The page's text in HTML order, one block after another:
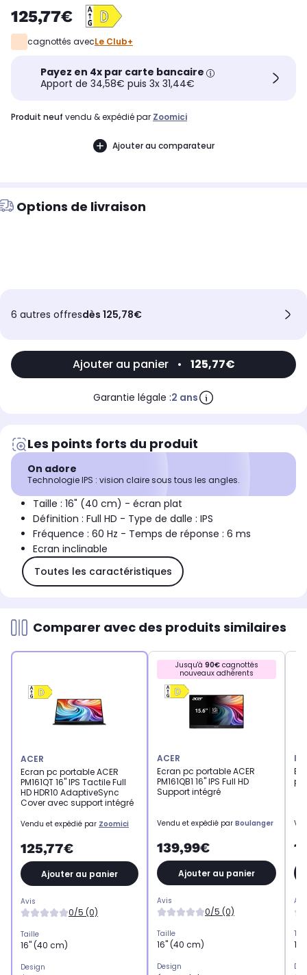
125,77€
cagnottés avecLe Club+
Payez en 4x par carte bancaire
Apport de 34,58€ puis 3x 31,44€
produit neuf vendu & expédié par Zoomici
Ajouter au comparateur
Options de livraison
6 autres offresdès 125,78€
Ajouter au panier • 125,77€
Garantie légale :2 ans
Les points forts du produit
On adore
Technologie IPS : vision claire sous tous les angles.
Taille : 16" (40 cm) - écran plat
Définition : Full HD - Type de dalle : IPS
Fréquence : 60 Hz - Temps de réponse : 6 ms
Ecran inclinable
Toutes les caractéristiques
Comparer avec des produits similaires
ACER
Ecran pc portable ACER
PM161QT 16" IPS Tactile Full
HD HDR10 AdaptiveSync
Cover avec support intégré
Vendu et expédié par Zoomici
125,77€
Ajouter au panier
Avis
0/5 (0)
Taille
16" (40 cm)
Design
Jusqu'à 90€cagnottés
nouveaux adhérents
ACER
Ecran pc portable ACER
PM161QB1 16" IPS Full HD
Support intégré
Vendu et expédié par Boulanger
139,99€
Ajouter au panier
Avis
0/5 (0)
Taille
16" (40 cm)
Design